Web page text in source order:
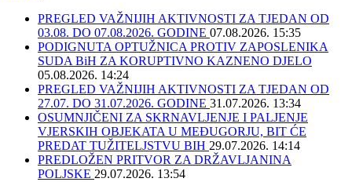
PREGLED VAŽNIJIH AKTIVNOSTI ZA TJEDAN OD
03.08. DO 07.08.2026. GODINE 07.08.2026. 15:35
PODIGNUTA OPTUŽNICA PROTIV ZAPOSLENIKA
SUDA BiH ZA KORUPTIVNO KAZNENO DJELO
05.08.2026. 14:24
PREGLED VAŽNIJIH AKTIVNOSTI ZA TJEDAN OD
27.07. DO 31.07.2026. GODINE 31.07.2026. 13:34
OSUMNJIČENI ZA SKRNAVLJENJE I PALJENJE
VJERSKIH OBJEKATA U MEĐUGORJU, BIT ĆE
PREDAT TUŽITELJSTVU BIH 29.07.2026. 14:14
PREDLOŽEN PRITVOR ZA DRŽAVLJANINA
POLJSKE 29.07.2026. 13:54